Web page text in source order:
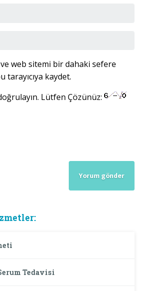
ve web sitemi bir dahaki sefere
tarayıcıya kaydet.
Lütfen Çözünüz:
Tedavisi